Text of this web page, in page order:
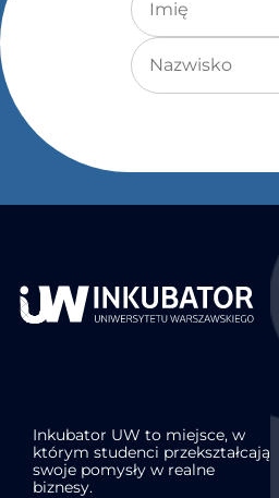
Nazwisko
Inkubator UW to miejsce, w
którym studenci przekształcają
swoje pomysły w realne
biznesy.